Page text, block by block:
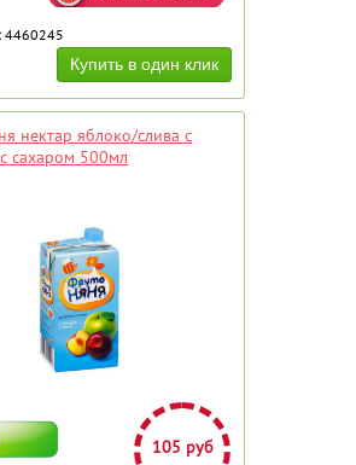
4460245
нектар яблоко/слива с
сахаром 500мл
105 руб